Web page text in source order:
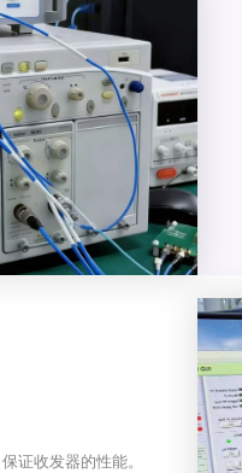
证收发器的性能。